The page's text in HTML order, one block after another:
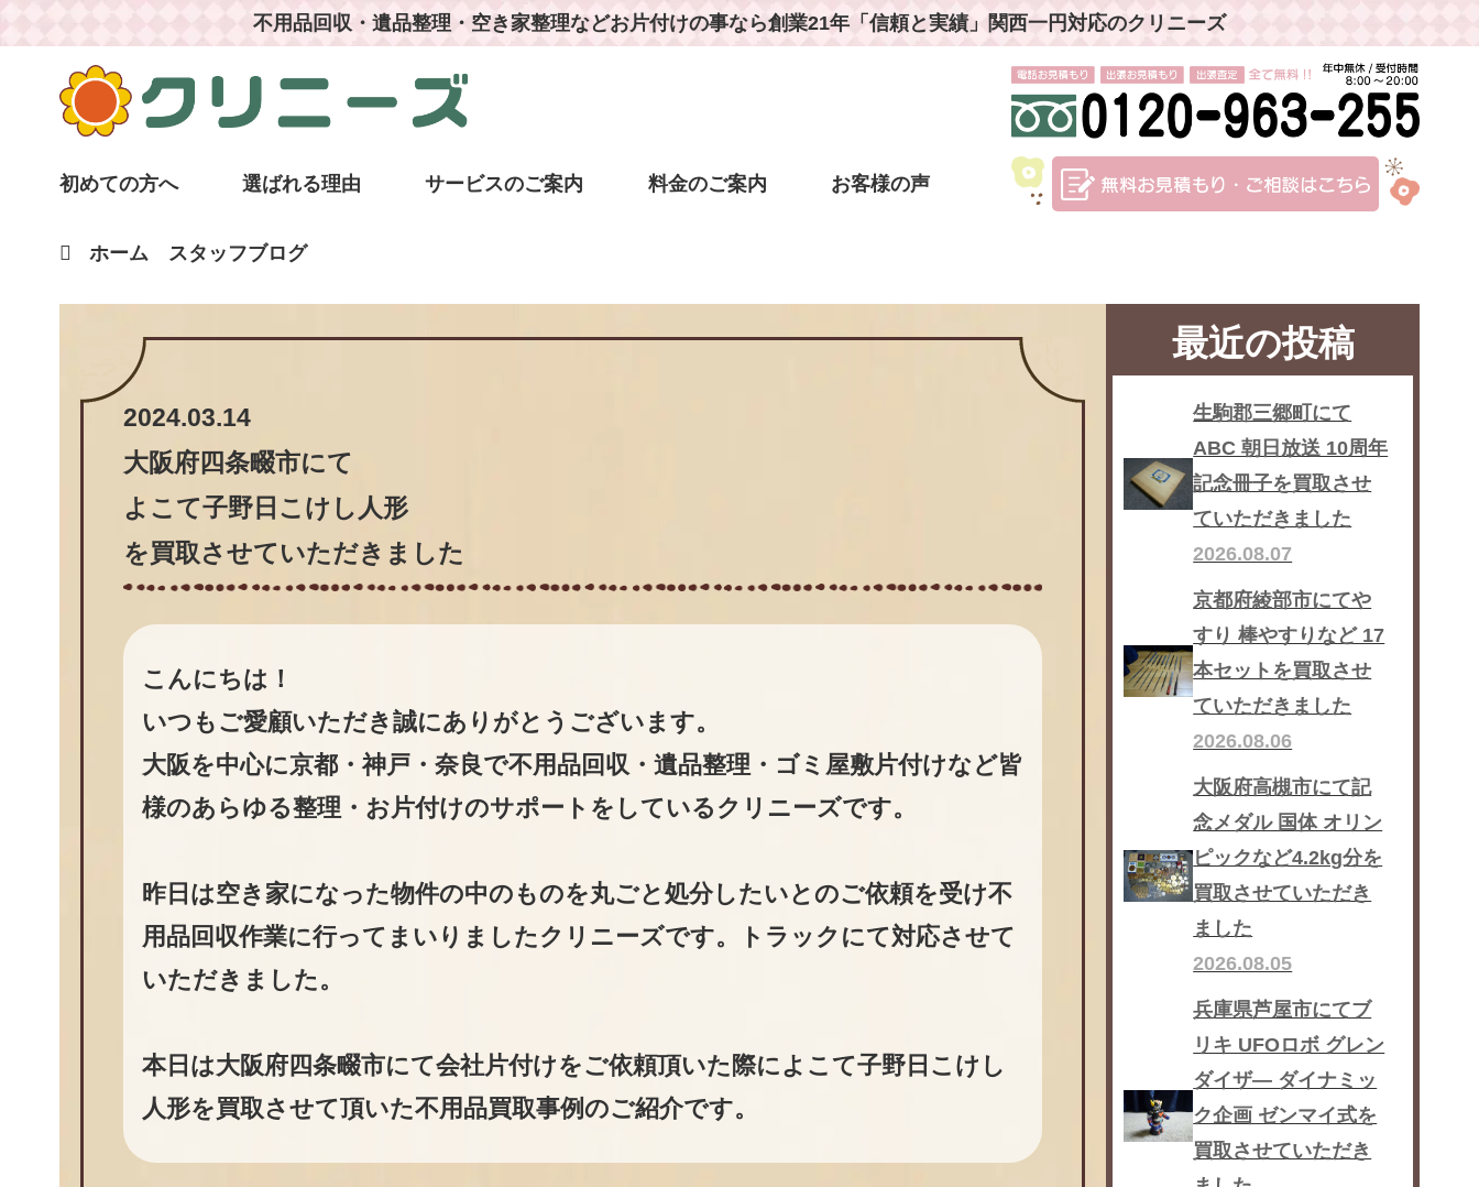
不用品回収・遺品整理・空き家整理などお片付けの事なら創業21年「信頼と実績」関西一円対応のクリニーズ
初めての方へ 選ばれる理由 サービスのご案内 料金のご案内 お客様の声
ホーム スタッフブログ
2024.03.14
大阪府四条畷市にて
よこて子野日こけし人形
を買取させていただきました
こんにちは！
いつもご愛顧いただき誠にありがとうございます。
大阪を中心に京都・神戸・奈良で不用品回収・遺品整理・ゴミ屋敷片付けなど皆
様のあらゆる整理・お片付けのサポートをしているクリニーズです。
昨日は空き家になった物件の中のものを丸ごと処分したいとのご依頼を受け不
用品回収作業に行ってまいりましたクリニーズです。トラックにて対応させて
いただきました。
本日は大阪府四条畷市にて会社片付けをご依頼頂いた際によこて子野日こけし
人形を買取させて頂いた不用品買取事例のご紹介です。
最近の投稿
生駒郡三郷町にて
ABC 朝日放送 10周年
記念冊子を買取させ
ていただきました
2026.08.07
京都府綾部市にてや
すり 棒やすりなど 17
本セットを買取させ
ていただきました
2026.08.06
大阪府高槻市にて記
念メダル 国体 オリン
ピックなど4.2kg分を
買取させていただき
ました
2026.08.05
兵庫県芦屋市にてブ
リキ UFOロボ グレン
ダイザ― ダイナミッ
ク企画 ゼンマイ式を
買取させていただき